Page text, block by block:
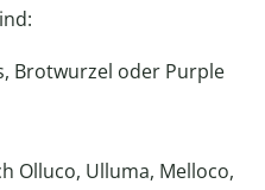
Brotwurzel oder Purple
Olluco, Ulluma, Melloco,